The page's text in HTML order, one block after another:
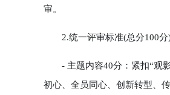
审。
2.统一评审标准(总分100分
- 主题内容40分：紧扣“观影
初心、全员同心、创新转型、